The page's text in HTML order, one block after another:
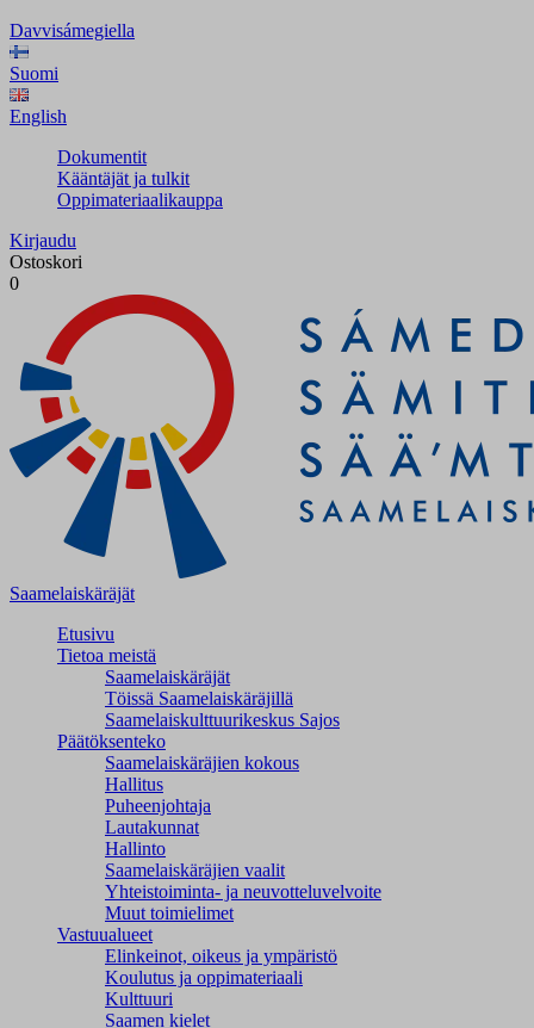
Davvisámegiella
Suomi
English
Dokumentit
Kääntäjät ja tulkit
Oppimateriaalikauppa
Kirjaudu
Ostoskori
0
Saamelaiskäräjät
Etusivu
Tietoa meistä
Saamelaiskäräjät
Töissä Saamelaiskäräjillä
Saamelaiskulttuuri­keskus Sajos
Päätöksenteko
Saamelaiskäräjien kokous
Hallitus
Puheenjohtaja
Lautakunnat
Hallinto
Saamelaiskäräjien vaalit
Yhteistoiminta- ja neuvotteluvelvoite
Muut toimielimet
Vastuualueet
Elinkeinot, oikeus ja ympäristö
Koulutus ja oppimateriaali
Kulttuuri
Saamen kielet